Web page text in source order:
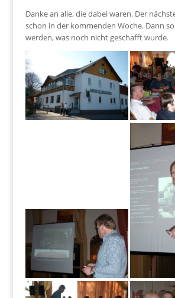
Danke an alle, die dabei waren. Der
schon in der kommenden Woche. Dann
werden, was noch nicht geschafft wurde.